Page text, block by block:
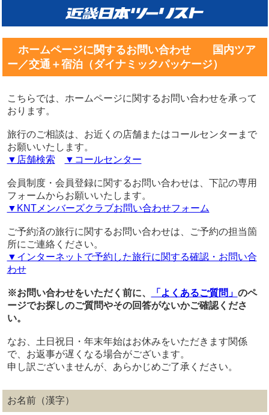
ホームページに関するお問い合わせ 国内ツア
ー／交通＋宿泊（ダイナミックパッケージ）
こちらでは、ホームページに関するお問い合わせを承って
おります。
旅行のご相談は、お近くの店舗またはコールセンターまで
お願いいたします。
▼店舗検索
▼コールセンター
会員制度・会員登録に関するお問い合わせは、下記の専用
フォームからお願いいたします。
▼KNTメンバーズクラブお問い合わせフォーム
ご予約済の旅行に関するお問い合わせは、ご予約の担当箇
所にご連絡ください。
▼インターネットで予約した旅行に関する確認・お問い合
わせ
※お問い合わせをいただく前に、 「よくあるご質問」 のペ
ージでお探しのご質問やその回答がないかご確認くださ
い。
なお、土日祝日・年末年始はお休みをいただきます関係
で、お返事が遅くなる場合がございます。
申し訳ございませんが、あらかじめご了承ください。
お名前（漢字）